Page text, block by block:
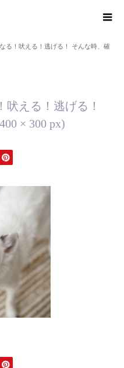
る！吠える！逃げる！ そんな時、確
える！逃げる！
× 300 px)